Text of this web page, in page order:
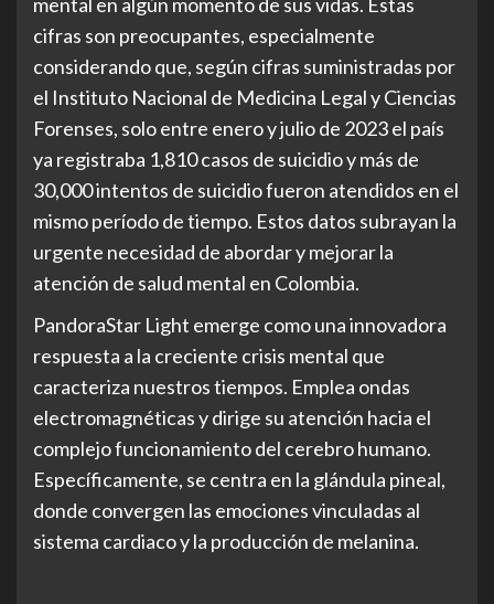
mental en algún momento de sus vidas. Estas
cifras son preocupantes, especialmente
considerando que, según cifras suministradas por
el Instituto Nacional de Medicina Legal y Ciencias
Forenses, solo entre enero y julio de 2023 el país
ya registraba 1,810 casos de suicidio y más de
30,000 intentos de suicidio fueron atendidos en el
mismo período de tiempo. Estos datos subrayan la
urgente necesidad de abordar y mejorar la
atención de salud mental en Colombia.
PandoraStar Light emerge como una innovadora
respuesta a la creciente crisis mental que
caracteriza nuestros tiempos. Emplea ondas
electromagnéticas y dirige su atención hacia el
complejo funcionamiento del cerebro humano.
Específicamente, se centra en la glándula pineal,
donde convergen las emociones vinculadas al
sistema cardiaco y la producción de melanina.